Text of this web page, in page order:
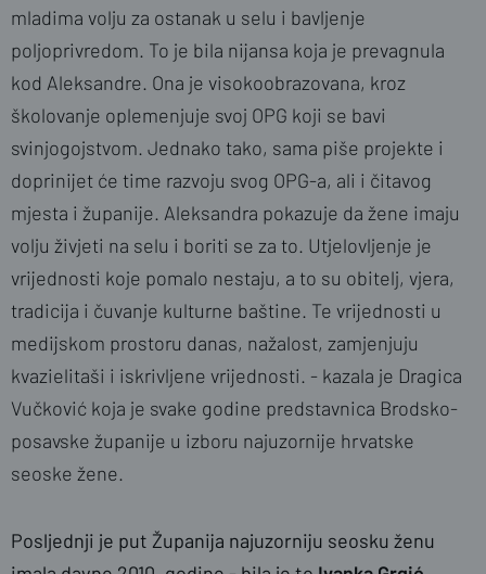
mladima volju za ostanak u selu i bavljenje
poljoprivredom. To je bila nijansa koja je prevagnula
kod Aleksandre. Ona je visokoobrazovana, kroz
školovanje oplemenjuje svoj OPG koji se bavi
svinjogojstvom. Jednako tako, sama piše projekte i
doprinijet će time razvoju svog OPG-a, ali i čitavog
mjesta i županije. Aleksandra pokazuje da žene imaju
volju živjeti na selu i boriti se za to. Utjelovljenje je
vrijednosti koje pomalo nestaju, a to su obitelj, vjera,
tradicija i čuvanje kulturne baštine. Te vrijednosti u
medijskom prostoru danas, nažalost, zamjenjuju
kvazielitaši i iskrivljene vrijednosti. - kazala je Dragica
Vučković koja je svake godine predstavnica Brodsko-
posavske županije u izboru najuzornije hrvatske
seoske žene.
Posljednji je put Županija najuzorniju seosku ženu